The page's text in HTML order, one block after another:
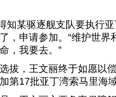
某驱逐舰支队要执行亚
，申请参加。“维护世界
，我要去。”
，王文丽终于如愿以
第17批亚丁湾索马里海